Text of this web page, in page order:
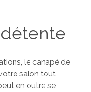
le canapé de
salon tout
en outre se